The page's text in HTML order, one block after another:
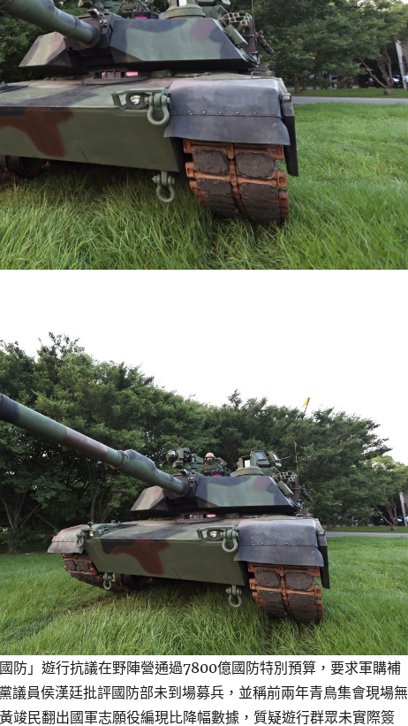
防」遊行抗議在野陣營通過7800億國防特別預算，要求軍購補
議員侯漢廷批評國防部未到場募兵，並稱前兩年青鳥集會現場無
竣民翻出國軍志願役編現比降幅數據，質疑遊行群眾未實際簽